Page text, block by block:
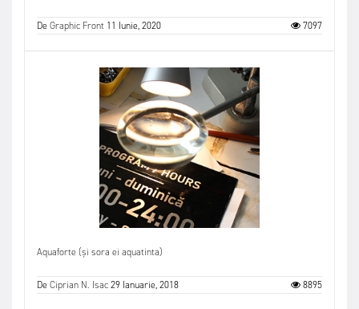
DeGraphic Front 11 Iunie, 2020 7097
Aquaforte (și sora ei aquatinta)
DeCiprian N. Isac29 Ianuarie, 2018 8895